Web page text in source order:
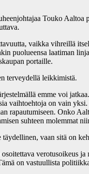
Touko
vaikka vihreillä
puolueensa laatiman
portaille.
terveydellä leikkimistä.
emme voi
vaihtoehtoja on vain
rapautumiseen. Onko
suhteen molemmat
vaan sitä on
verotusoikeus
on vastuullista